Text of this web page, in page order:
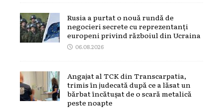
Rusia a purtat o nouă rundă de
negocieri secrete cu reprezentanți
europeni privind războiul din Ucraina
06.08.2026
Angajat al TCK din Transcarpatia,
trimis în judecată după ce a lăsat un
bărbat încătușat de o scară metalică
peste noapte